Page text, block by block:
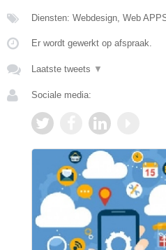
Diensten: Webdesign, Web
Er wordt gewerkt op afspraak.
Laatste tweets ▼
Sociale media: